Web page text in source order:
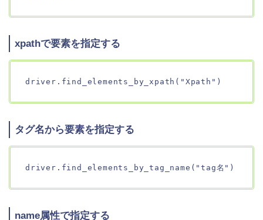
xpathで要素を指定する
driver.find_elements_by_xpath("Xpath")
タグ名から要素を指定する
driver.find_elements_by_tag_name("tag名")
name属性で指定する